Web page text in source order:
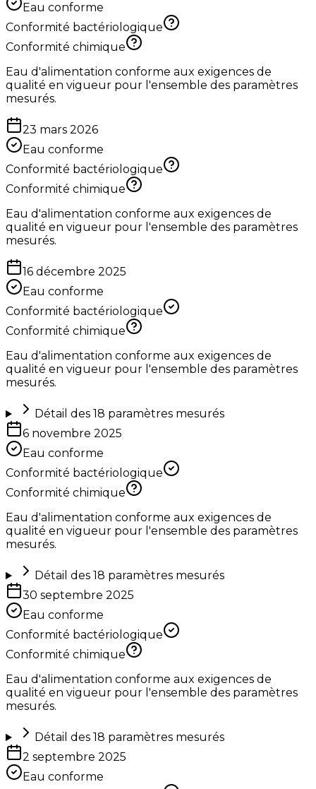
Eau conforme
Conformité bactériologique
Conformité chimique
Eau d'alimentation conforme aux exigences de
qualité en vigueur pour l'ensemble des paramètres
mesurés.
23 mars 2026
Eau conforme
Conformité bactériologique
Conformité chimique
Eau d'alimentation conforme aux exigences de
qualité en vigueur pour l'ensemble des paramètres
mesurés.
16 décembre 2025
Eau conforme
Conformité bactériologique
Conformité chimique
Eau d'alimentation conforme aux exigences de
qualité en vigueur pour l'ensemble des paramètres
mesurés.
Détail des 18 paramètres mesurés
6 novembre 2025
Eau conforme
Conformité bactériologique
Conformité chimique
Eau d'alimentation conforme aux exigences de
qualité en vigueur pour l'ensemble des paramètres
mesurés.
Détail des 18 paramètres mesurés
30 septembre 2025
Eau conforme
Conformité bactériologique
Conformité chimique
Eau d'alimentation conforme aux exigences de
qualité en vigueur pour l'ensemble des paramètres
mesurés.
Détail des 18 paramètres mesurés
2 septembre 2025
Eau conforme